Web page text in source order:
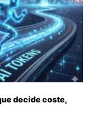
decide coste,